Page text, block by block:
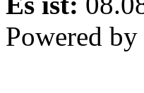
Powered by